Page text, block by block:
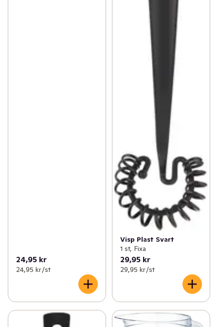
24,95 kr
24,95 kr /st
Visp Plast Svart
1 st, Fixa
29,95 kr
29,95 kr /st